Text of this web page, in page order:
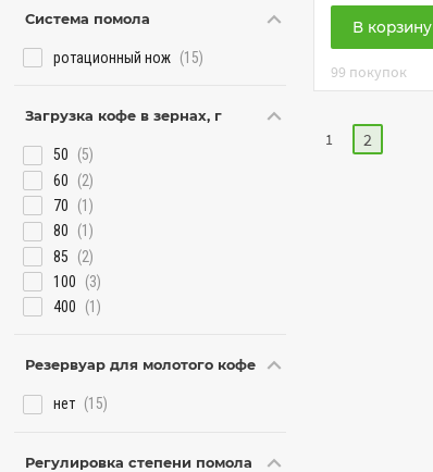
Система помола
ротационный нож (15)
Загрузка кофе в зернах, г
50
(5)
60
(2)
70
(1)
80
(1)
85
(2)
100
(3)
400
(1)
Резервуар для молотого кофе
нет (15)
Регулировка степени помола
В корзину
99 покупок
1 2